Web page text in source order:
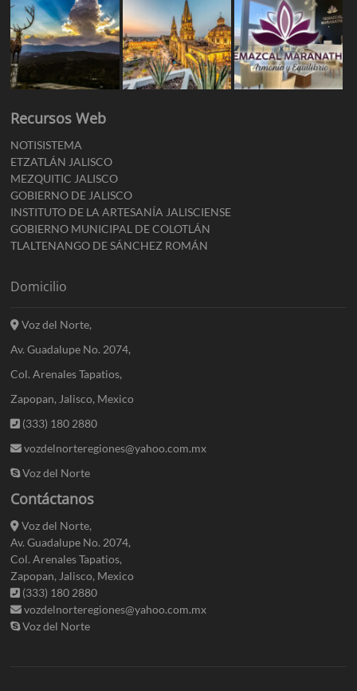
Recursos Web
NOTISISTEMA
ETZATLÁN JALISCO
MEZQUITIC JALISCO
GOBIERNO DE JALISCO
INSTITUTO DE LA ARTESANÍA JALISCIENSE
GOBIERNO MUNICIPAL DE COLOTLÁN
TLALTENANGO DE SÁNCHEZ ROMÁN
Domicilio
Voz del Norte,
Av. Guadalupe No. 2074,
Col. Arenales Tapatios,
Zapopan, Jalisco, Mexico
(333) 180 2880
vozdelnorteregiones@yahoo.com.mx
Voz del Norte
Contáctanos
Voz del Norte,
Av. Guadalupe No. 2074,
Col. Arenales Tapatios,
Zapopan, Jalisco, Mexico
(333) 180 2880
vozdelnorteregiones@yahoo.com.mx
Voz del Norte